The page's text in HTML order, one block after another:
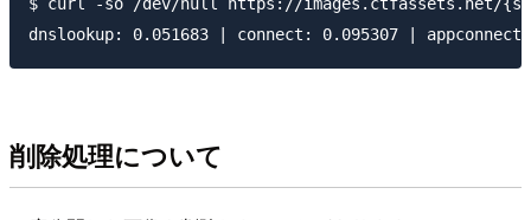
削除処理について